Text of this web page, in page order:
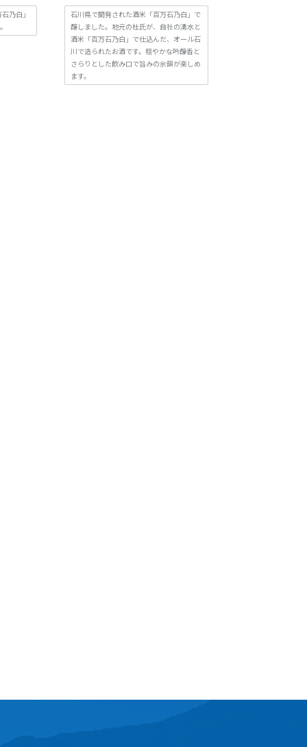
乃白」
石川県で開発された酒米「百万石乃白」で
醸しました。地元の杜氏が、自社の湧水と
酒米「百万石乃白」で仕込んだ、オール石
川で造られたお酒です。穏やかな吟醸香と
さらりとした飲み口で旨みの余韻が楽しめ
ます。